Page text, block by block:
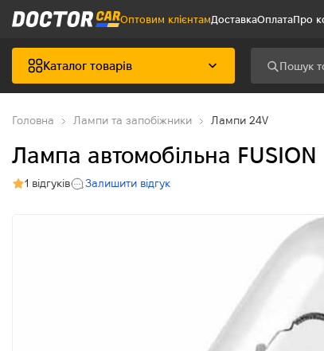
Оптовим клієнтамДоставкаОплатаПро
Каталог товарів
Головна Лампи та запобіжники Лампи 24V
Лампа автомобільна
1 відгуків Залишити відгук